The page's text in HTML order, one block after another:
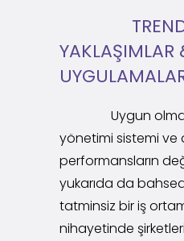
YAKLAŞIMLAR
Uygun
yönetimi sistemi ve
performansların
yukarıda da
tatminsiz bir iş
nihayetinde